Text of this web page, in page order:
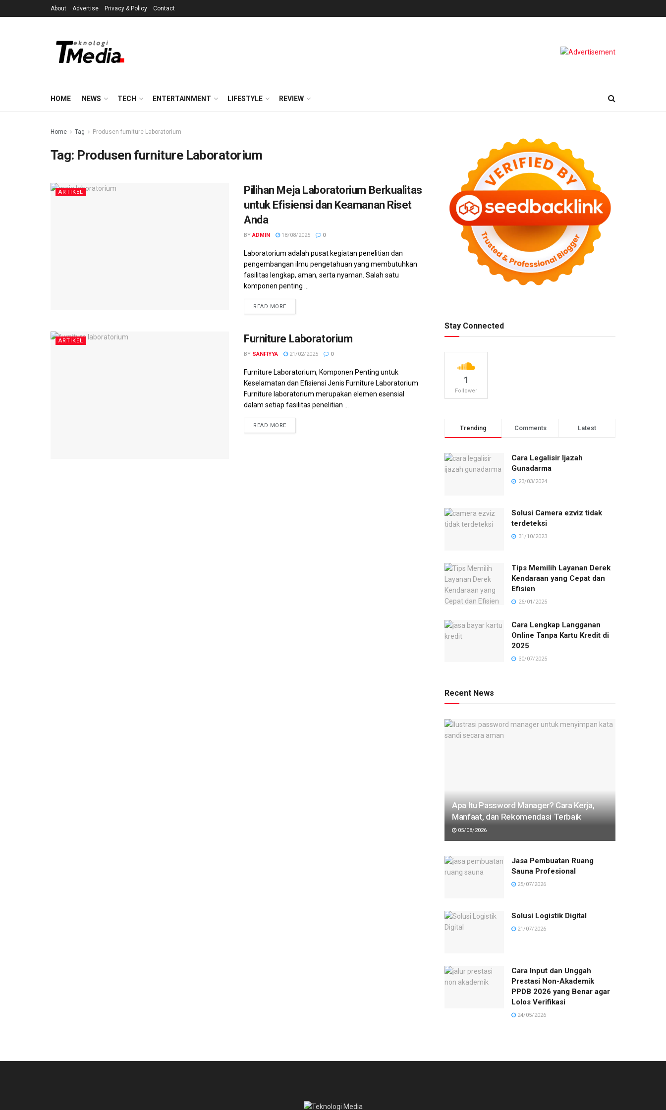
About Advertise Privacy & Policy Contact
HOME NEWS TECH ENTERTAINMENT LIFESTYLE REVIEW
Home Tag Produsen furniture Laboratorium
Tag: Produsen furniture Laboratorium
ARTIKEL
Pilihan Meja Laboratorium Berkualitas
untuk Efisiensi dan Keamanan Riset
Anda
BY ADMIN 18/08/2025 0
Laboratorium adalah pusat kegiatan penelitian dan
pengembangan ilmu pengetahuan yang membutuhkan
fasilitas lengkap, aman, serta nyaman. Salah satu
komponen penting ...
READ MORE
ARTIKEL Furniture Laboratorium
BY SANFIYYA 21/02/2025 0
Furniture Laboratorium, Komponen Penting untuk
Keselamatan dan Efisiensi Jenis Furniture Laboratorium
Furniture laboratorium merupakan elemen esensial
dalam setiap fasilitas penelitian ...
READ MORE
Stay Connected
1
Follower
Trending Comments Latest
Cara Legalisir Ijazah
Gunadarma
23/03/2024
Solusi Camera ezviz tidak
terdeteksi
31/10/2023
Tips Memilih Layanan Derek
Kendaraan yang Cepat dan
Efisien
26/01/2025
Cara Lengkap Langganan
Online Tanpa Kartu Kredit di
2025
30/07/2025
Recent News
Apa Itu Password Manager? Cara Kerja,
Manfaat, dan Rekomendasi Terbaik
05/08/2026
Jasa Pembuatan Ruang
Sauna Profesional
25/07/2026
Solusi Logistik Digital
21/07/2026
Cara Input dan Unggah
Prestasi Non-Akademik
PPDB 2026 yang Benar agar
Lolos Verifikasi
24/05/2026